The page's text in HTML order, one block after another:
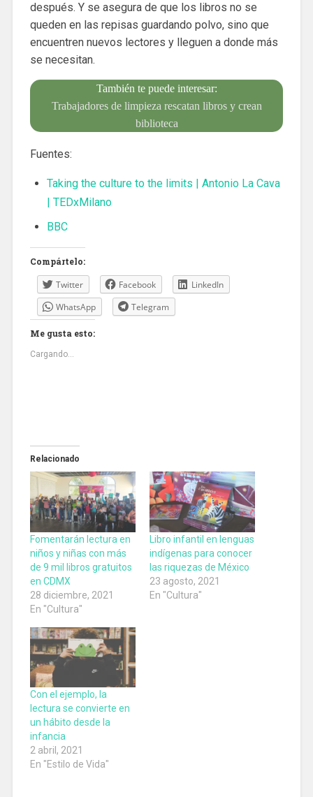
después. Y se asegura de que los libros no se
queden en las repisas guardando polvo, sino que
encuentren nuevos lectores y lleguen a donde más
se necesitan.
También te puede interesar:
Trabajadores de limpieza rescatan libros y crean
biblioteca
Fuentes:
Taking the culture to the limits | Antonio La Cava
| TEDxMilano
BBC
Compártelo:
Twitter Facebook
LinkedIn
WhatsApp
Telegram
Me gusta esto:
Cargando...
Relacionado
Fomentarán lectura en
niños y niñas con más
de 9 mil libros gratuitos
en CDMX
28 diciembre, 2021
En "Cultura"
Libro infantil en lenguas
indígenas para conocer
las riquezas de México
23 agosto, 2021
En "Cultura"
Con el ejemplo, la
lectura se convierte en
un hábito desde la
infancia
2 abril, 2021
En "Estilo de Vida"